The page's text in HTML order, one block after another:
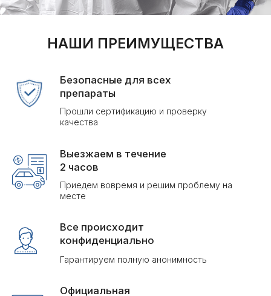
Официальная
гарантия
Приедем вовремя и решим проблему на
месте
Честные цены при высоком качестве услуг
Доступная
Все происходит
конфиденциально